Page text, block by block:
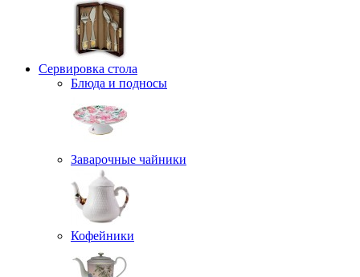
Сервировка стола
Блюда и подносы
Заварочные чайники
Кофейники